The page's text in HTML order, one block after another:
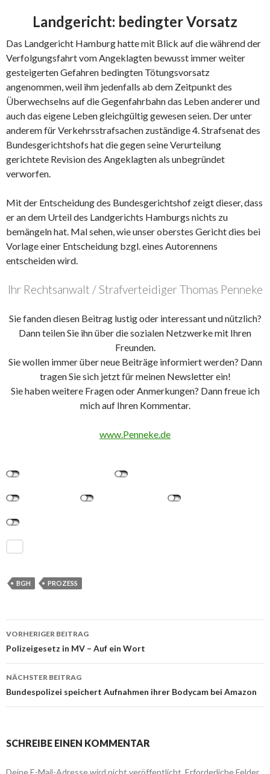
Landgericht: bedingter Vorsatz
Das Landgericht Hamburg hatte mit Blick auf die während der
Verfolgungsfahrt vom Angeklagten bewusst immer weiter
gesteigerten Gefahren bedingten Tötungsvorsatz
angenommen, weil ihm jedenfalls ab dem Zeitpunkt des
Überwechselns auf die Gegenfahrbahn das Leben anderer und
auch das eigene Leben gleichgültig gewesen seien. Der unter
anderem für Verkehrsstrafsachen zuständige 4. Strafsenat des
Bundesgerichtshofs hat die gegen seine Verurteilung
gerichtete Revision des Angeklagten als unbegründet
verworfen.
Mit der Entscheidung des Bundesgerichtshof zeigt dieser, dass
er an dem Urteil des Landgerichts Hamburgs nichts zu
bemängeln hat. Mal sehen, wie unser oberstes Gericht dies bei
Vorlage einer Entscheidung bzgl. eines Autorennens
entscheiden wird.
Ihr Rechtsanwalt / Strafverteidiger Thomas Penneke
Sie fanden diesen Beitrag lustig oder interessant und nützlich?
Dann teilen Sie ihn über die sozialen Netzwerke mit Ihren
Freunden.
Sie wollen immer über neue Beiträge informiert werden? Dann
tragen Sie sich jetzt für meinen Newsletter ein!
Sie haben weitere Fragen oder Anmerkungen? Dann freue ich
mich auf Ihren Kommentar.
www.Penneke.de
BGH PROZESS
Beitrags-
Navigation
VORHERIGER BEITRAG
Polizeigesetz in MV – Auf ein Wort
NÄCHSTER BEITRAG
Bundespolizei speichert Aufnahmen ihrer Bodycam bei Amazon
SCHREIBE EINEN KOMMENTAR
Deine E-Mail-Adresse wird nicht veröffentlicht. Erforderliche Felder